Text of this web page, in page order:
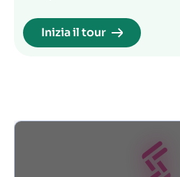
Inizia il tour